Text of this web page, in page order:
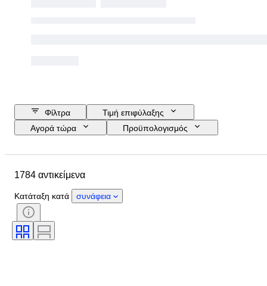
Φίλτρα
Τιμή επιφύλαξης
Αγορά τώρα
Προϋπολογισμός
Country of origin
Κατάσταση
Περίοδος
Στυλ
Τεχνική
Γλώσσα
Τύπος εγγραφής βίντεο
1784 αντικείμενα
Κατάταξη κατά συνάφεια